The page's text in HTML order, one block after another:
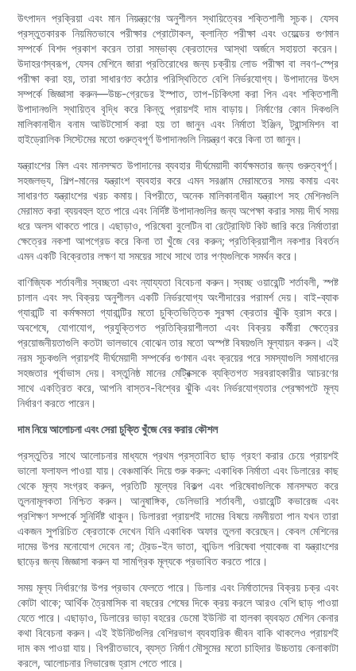
উৎপাদন প্রক্রিয়া এবং মান নিয়ন্ত্রণের অনুশীলন স্থায়িত্বের শক্তিশালী সূচক। যেসব
প্রস্তুতকারক নিয়মিতভাবে পরীক্ষার প্রোটোকল, ক্লান্তি পরীক্ষা এবং ওয়েল্ডের গুণমান
সম্পর্কে বিশদ প্রকাশ করেন তারা সম্ভাব্য ক্রেতাদের আস্থা অর্জনে সহায়তা করেন।
উদাহরণস্বরূপ, যেসব মেশিনে জারা প্রতিরোধের জন্য চক্রীয় লোড পরীক্ষা বা লবণ-স্প্রে
পরীক্ষা করা হয়, তারা সাধারণত কঠোর পরিস্থিতিতে বেশি নির্ভরযোগ্য। উপাদানের উৎস
সম্পর্কে জিজ্ঞাসা করুন—উচ্চ-গ্রেডের ইস্পাত, তাপ-চিকিৎসা করা পিন এবং শক্তিশালী
উপাদানগুলি স্থায়িত্ব বৃদ্ধি করে কিন্তু প্রায়শই দাম বাড়ায়। নির্মাণের কোন দিকগুলি
মালিকানাধীন বনাম আউটসোর্স করা হয় তা জানুন এবং নির্মাতা ইঞ্জিন, ট্রান্সমিশন বা
হাইড্রোলিক সিস্টেমের মতো গুরুত্বপূর্ণ উপাদানগুলি নিয়ন্ত্রণ করে কিনা তা জানুন।
যন্ত্রাংশের মিল এবং মানসম্মত উপাদানের ব্যবহার দীর্ঘমেয়াদী কার্যক্ষমতার জন্য গুরুত্বপূর্ণ।
সহজলভ্য, শিল্প-মানের যন্ত্রাংশ ব্যবহার করে এমন সরঞ্জাম মেরামতের সময় কমায় এবং
সাধারণত যন্ত্রাংশের খরচ কমায়। বিপরীতে, অনেক মালিকানাধীন যন্ত্রাংশ সহ মেশিনগুলি
মেরামত করা ব্যয়বহুল হতে পারে এবং নির্দিষ্ট উপাদানগুলির জন্য অপেক্ষা করার সময় দীর্ঘ সময়
ধরে অলস থাকতে পারে। এছাড়াও, পরিষেবা বুলেটিন বা রেট্রোফিট কিট জারি করে নির্মাতারা
ক্ষেত্রের নকশা আপগ্রেড করে কিনা তা খুঁজে বের করুন; প্রতিক্রিয়াশীল নকশার বিবর্তন
এমন একটি বিক্রেতার লক্ষণ যা সময়ের সাথে সাথে তার পণ্যগুলিকে সমর্থন করে।
বাণিজ্যিক শর্তাবলীর স্বচ্ছতা এবং ন্যায্যতা বিবেচনা করুন। স্বচ্ছ ওয়ারেন্টি শর্তাবলী, স্পষ্ট
চালান এবং সৎ বিক্রয় অনুশীলন একটি নির্ভরযোগ্য অংশীদারের পরামর্শ দেয়। বাই-ব্যাক
গ্যারান্টি বা কর্মক্ষমতা গ্যারান্টির মতো চুক্তিভিত্তিক সুরক্ষা ক্রেতার ঝুঁকি হ্রাস করে।
অবশেষে, যোগাযোগ, প্রযুক্তিগত প্রতিক্রিয়াশীলতা এবং বিক্রয় কর্মীরা ক্ষেত্রের
প্রয়োজনীয়তাগুলি কতটা ভালভাবে বোঝেন তার মতো অস্পষ্ট বিষয়গুলি মূল্যায়ন করুন। এই
নরম সূচকগুলি প্রায়শই দীর্ঘমেয়াদী সম্পর্কের গুণমান এবং ক্রয়ের পরে সমস্যাগুলি সমাধানের
সহজতার পূর্বাভাস দেয়। বস্তুনিষ্ঠ মানের মেট্রিক্সকে ব্যক্তিগত সরবরাহকারীর আচরণের
সাথে একত্রিত করে, আপনি বাস্তব-বিশ্বের ঝুঁকি এবং নির্ভরযোগ্যতার প্রেক্ষাপটে মূল্য
নির্ধারণ করতে পারেন।
দাম নিয়ে আলোচনা এবং সেরা চুক্তি খুঁজে বের করার কৌশল
প্রস্তুতির সাথে আলোচনার মাধ্যমে প্রথম প্রস্তাবিত ছাড় গ্রহণ করার চেয়ে প্রায়শই
ভালো ফলাফল পাওয়া যায়। বেঞ্চমার্কিং দিয়ে শুরু করুন: একাধিক নির্মাতা এবং ডিলারের কাছ
থেকে মূল্য সংগ্রহ করুন, প্রতিটি মূল্যের বিকল্প এবং পরিষেবাগুলিকে মানসম্মত করে
তুলনামূলকতা নিশ্চিত করুন। আনুষাঙ্গিক, ডেলিভারি শর্তাবলী, ওয়ারেন্টি কভারেজ এবং
প্রশিক্ষণ সম্পর্কে সুনির্দিষ্ট থাকুন। ডিলাররা প্রায়শই দামের বিষয়ে নমনীয়তা পান যখন তারা
একজন সুপরিচিত ক্রেতাকে দেখেন যিনি একাধিক অফার তুলনা করেছেন। কেবল মেশিনের
দামের উপর মনোযোগ দেবেন না; ট্রেড-ইন ভাতা, বান্ডিল পরিষেবা প্যাকেজ বা যন্ত্রাংশের
ছাড়ের জন্য জিজ্ঞাসা করুন যা সামগ্রিক মূল্যকে প্রভাবিত করতে পারে।
সময় মূল্য নির্ধারণের উপর প্রভাব ফেলতে পারে। ডিলার এবং নির্মাতাদের বিক্রয় চক্র এবং
কোটা থাকে; আর্থিক ত্রৈমাসিক বা বছরের শেষের দিকে ক্রয় করলে আরও বেশি ছাড় পাওয়া
যেতে পারে। এছাড়াও, ডিলারের ভাড়া বহরের ডেমো ইউনিট বা হালকা ব্যবহৃত মেশিন কেনার
কথা বিবেচনা করুন। এই ইউনিটগুলির বেশিরভাগ ব্যবহারিক জীবন বাকি থাকলেও প্রায়শই
দাম কম পাওয়া যায়। বিপরীতভাবে, ব্যস্ত নির্মাণ মৌসুমের মতো চাহিদার উচ্চতায় কেনাকাটা
করলে, আলোচনার লিভারেজ হ্রাস পেতে পারে।